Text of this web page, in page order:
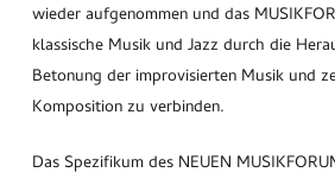
wieder aufgenommen und das
klassische Musik und Jazz durch die
Betonung der improvisierten Musik und
Komposition zu verbinden.
Das Spezifikum des NEUEN